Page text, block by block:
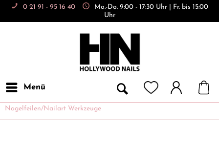
0 21 91 - 95 16 40
Mo.-Do. 9:00 - 17:30 Uhr | Fr. bis 15:00
Uhr
Menü
Nagelfeilen/Nailart Werkzeuge